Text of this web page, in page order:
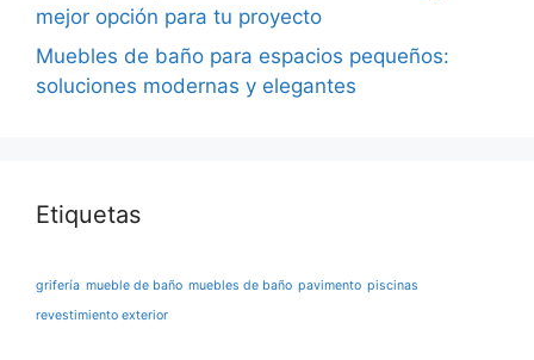
mejor opción para tu proyecto
Muebles de baño para espacios pequeños:
soluciones modernas y elegantes
Etiquetas
grifería mueble de baño muebles de baño pavimento piscinas
revestimiento exterior